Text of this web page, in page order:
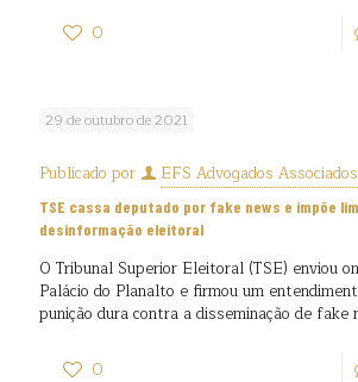
0
29 de outubro de 2021
Publicado por EFS Advogados Associados
TSE cassa deputado por fake news e impõe
desinformação eleitoral
O Tribunal Superior Eleitoral (TSE) enviou
Palácio do Planalto e firmou um
punição dura contra a disseminação de fake
0